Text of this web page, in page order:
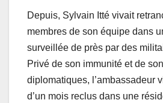
Depuis, Sylvain Itté vivait
membres de son équipe dans
surveillée de près par des
Privé de son immunité et de
diplomatiques, l’ambassadeur
d’un mois reclus dans une